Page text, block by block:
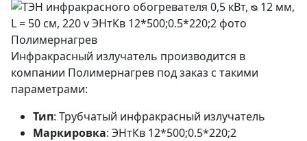
Инфракрасный излучатель производится в
компании Полимернагрев под заказ с такими
параметрами:
Тип: Трубчатый инфракрасный излучатель
Маркировка: ЭНтКв 12*500;0.5*220;2